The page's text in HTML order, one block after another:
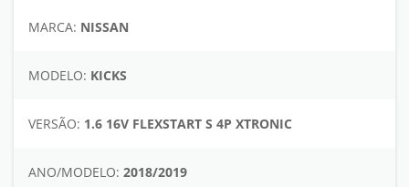
MARCA: NISSAN
MODELO: KICKS
VERSÃO: 1.6 16V FLEXSTART S 4P XTRONIC
ANO/MODELO: 2018/2019